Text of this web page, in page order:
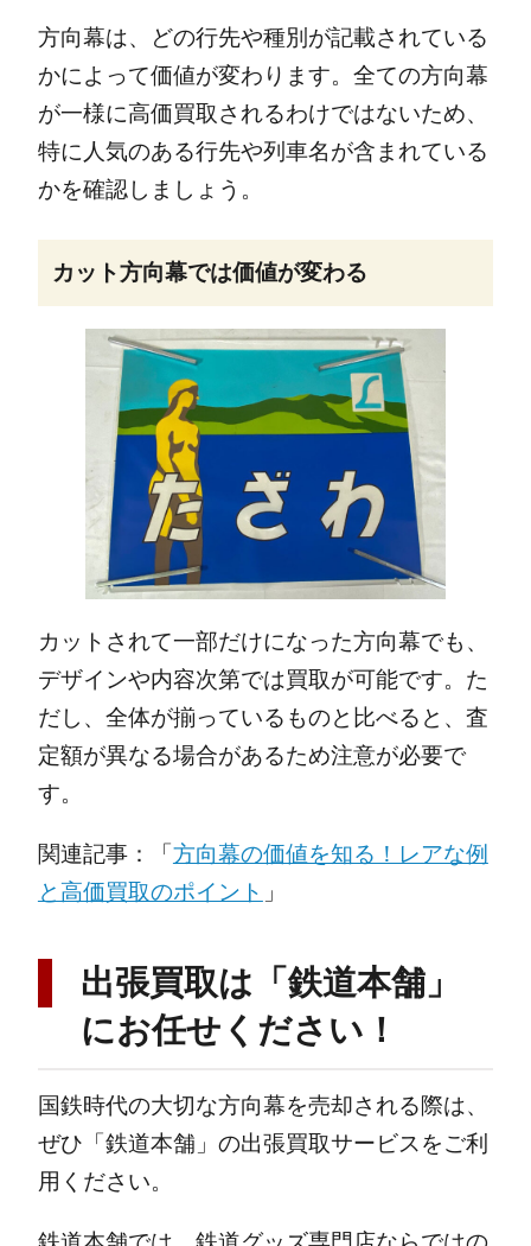
方向幕は、どの行先や種別が記載されている
かによって価値が変わります。全ての方向幕
が一様に高価買取されるわけではないため、
特に人気のある行先や列車名が含まれている
かを確認しましょう。
カット方向幕では価値が変わる
カットされて一部だけになった方向幕でも、
デザインや内容次第では買取が可能です。た
だし、全体が揃っているものと比べると、査
定額が異なる場合があるため注意が必要で
す。
関連記事：「方向幕の価値を知る！レアな例
と高価買取のポイント 」
出張買取は「鉄道本舗」
にお任せください！
国鉄時代の大切な方向幕を売却される際は、
ぜひ「鉄道本舗」の出張買取サービスをご利
用ください。